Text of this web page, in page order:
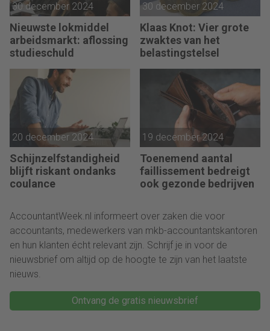
30 december 2024
Nieuwste lokmiddel
arbeidsmarkt: aflossing
studieschuld
30 december 2024
Klaas Knot: Vier grote
zwaktes van het
belastingstelsel
20 december 2024
Schijnzelfstandigheid
blijft riskant ondanks
coulance
19 december 2024
Toenemend aantal
faillissement bedreigt
ook gezonde bedrijven
AccountantWeek.nl informeert over zaken die voor
accountants, medewerkers van mkb-accountantskantoren
en hun klanten écht relevant zijn. Schrijf je in voor de
nieuwsbrief om altijd op de hoogte te zijn van het laatste
nieuws.
Ontvang de gratis nieuwsbrief